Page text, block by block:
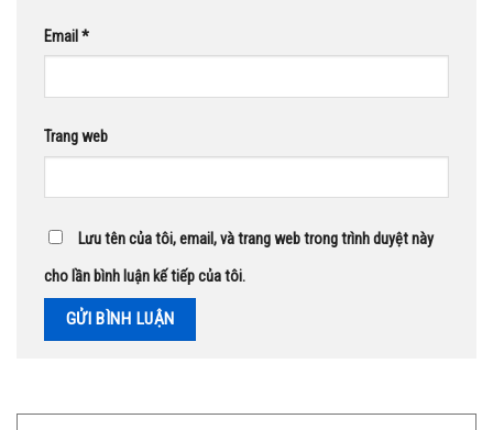
Email *
Trang web
Lưu tên của tôi, email, và trang web trong trình duyệt này
cho lần bình luận kế tiếp của tôi.